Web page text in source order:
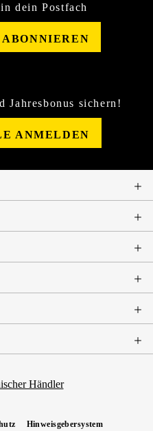
dein Postfach
Jahresbonus sichern!
ANMELDEN
Hinweisgebersystem